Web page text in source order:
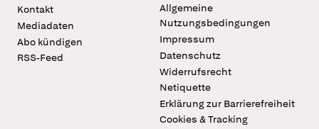
Kontakt
Mediadaten
Abo kündigen
RSS-Feed
Allgemeine
Nutzungsbedingungen
Impressum
Datenschutz
Widerrufsrecht
Netiquette
Erklärung zur Barrierefreiheit
Cookies & Tracking